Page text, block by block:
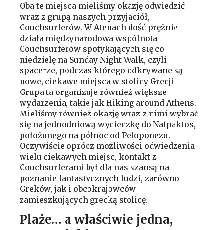
Oba te miejsca mieliśmy okazję odwiedzić
wraz z grupą naszych przyjaciół,
Couchsurferów. W Atenach dość prężnie
działa międzynarodowa wspólnota
Couchsurferów spotykających się co
niedzielę na Sunday Night Walk, czyli
spacerze, podczas którego odkrywane są
nowe, ciekawe miejsca w stolicy Grecji.
Grupa ta organizuje również większe
wydarzenia, takie jak Hiking around Athens.
Mieliśmy również okazję wraz z nimi wybrać
się na jednodniową wycieczkę do Nafpaktos,
położonego na północ od Peloponezu.
Oczywiście oprócz możliwości odwiedzenia
wielu ciekawych miejsc, kontakt z
Couchsurferami był dla nas szansą na
poznanie fantastycznych ludzi, zarówno
Greków, jak i obcokrajowców
zamieszkujących grecką stolicę.
Plaże… a właściwie jedna,